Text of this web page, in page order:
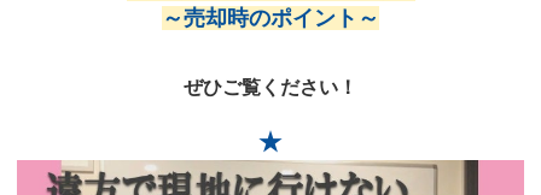
～売却時のポイント～
ぜひご覧ください！
★